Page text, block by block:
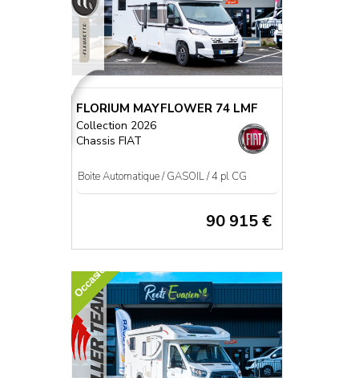
FLORIUM MAYFLOWER 74 LMF
Collection 2026
Chassis FIAT
Boite Automatique / GASOIL / 4 pl CG
90 915 €
Occasion